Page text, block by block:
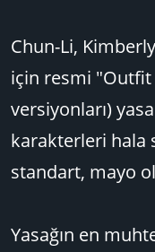
Chun-Li,
için resmi
versiyonları)
karakterleri hala
standart, mayo
Yasağın en